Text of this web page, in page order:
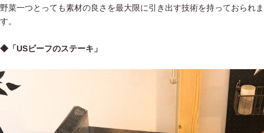
野菜一つとっても素材の良さを最大限に引き出す技術を持っておられま
す。
◆「USビーフのステーキ」